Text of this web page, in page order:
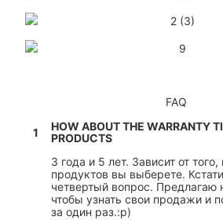
FAQ
1
HOW ABOUT THE WARRANTY
PRODUCTS
3 года и 5 лет. Зависит от
продуктов вы выберете.
четвертый вопрос. Предлагаю
чтобы узнать свои продажи и
за один раз.:p)